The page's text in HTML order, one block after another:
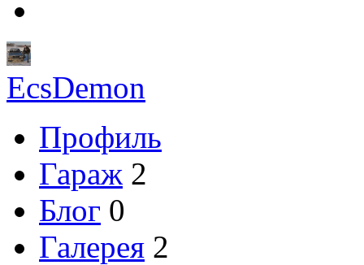
EcsDemon
Профиль
Гараж 2
Блог 0
Галерея 2